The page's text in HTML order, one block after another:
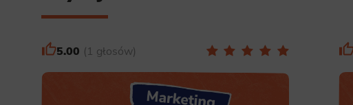
5.00 1 głosów